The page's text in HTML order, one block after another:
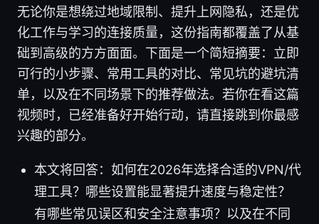
无论你是想绕过地域限制、提升上网隐私，还是优
化工作与学习的连接质量，这份指南都覆盖了从基
础到高级的方方面面。下面是一个简短摘要：立即
可行的小步骤、常用工具的对比、常见坑的避坑清
单，以及在不同场景下的推荐做法。若你在看这篇
视频时，已经准备好开始行动，请直接跳到你最感
兴趣的部分。
本文将回答：如何在2026年选择合适的VPN/代
理工具？哪些设置能显著提升速度与稳定性？
有哪些常见误区和安全注意事项？以及在不同